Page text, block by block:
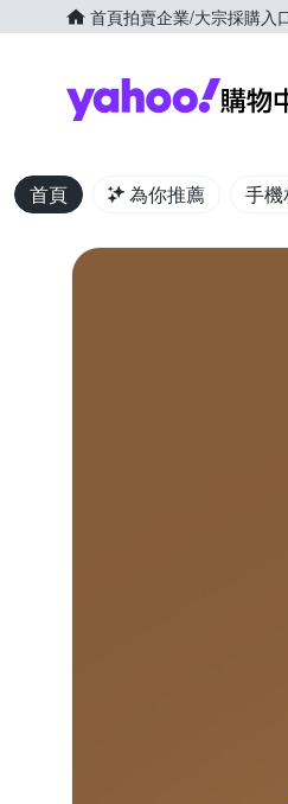
首頁拍賣企業/大宗採購入
首頁 為你推薦 手